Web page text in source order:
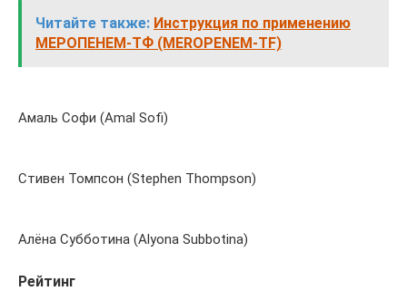
Читайте также: Инструкция по применению
МЕРОПЕНЕМ-ТФ (MEROPENEM-TF)
Амаль Софи (Amal Sofi)
Стивен Томпсон (Stephen Thompson)
Алёна Субботина (Alyona Subbotina)
Рейтинг